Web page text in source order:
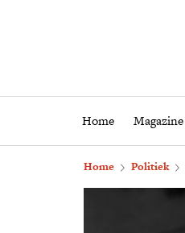
Home Magazine
Home Politiek